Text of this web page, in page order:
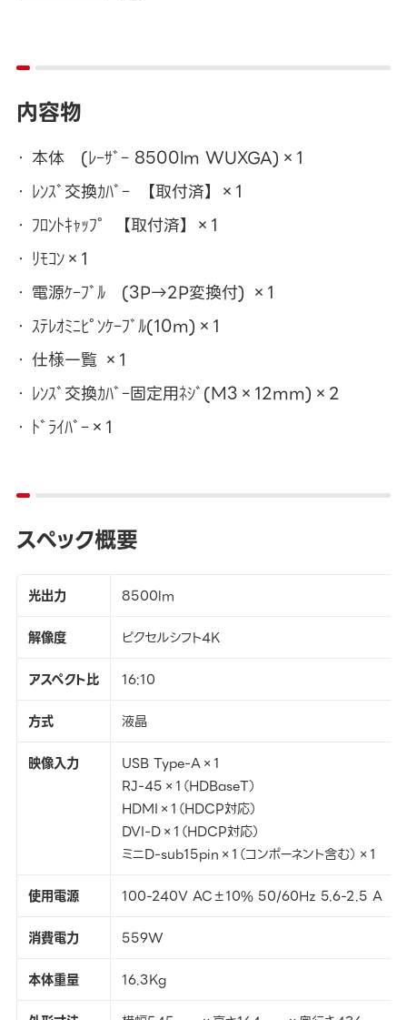
内容物
本体 (ﾚｰｻﾞｰ 8500lm WUXGA)×1
ﾚﾝｽﾞ交換ｶﾊﾞｰ 【取付済】 ×1
ﾌﾛﾝﾄｷｬｯﾌﾟ 【取付済】 ×1
ﾘﾓｺﾝ×1
電源ｹｰﾌﾞﾙ (3P→2P変換付) ×1
ｽﾃﾚｵﾐﾆﾋﾟﾝｹｰﾌﾞﾙ(10m)×1
仕様一覧 ×1
ﾚﾝｽﾞ交換ｶﾊﾞｰ固定用ﾈｼﾞ(M3×12mm)×2
ﾄﾞﾗｲﾊﾞｰ×1
スペック概要
光出力
8500lm
解像度
ピクセルシフト4K
アスペクト比
16:10
方式
液晶
映像入力
USB Type-A×1
RJ-45×1（HDBaseT）
HDMI×1（HDCP対応）
DVI-D×1（HDCP対応）
ミニD-sub15pin×1（コンポーネント含む）×1
使用電源
100-240V AC±10% 50/60Hz 5.6-2.5 A
消費電力
559W
本体重量
16.3Kg